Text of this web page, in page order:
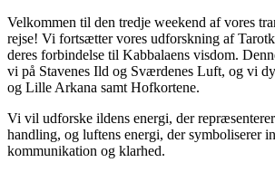
Velkommen til den tredje weekend af vores
rejse! Vi fortsætter vores udforskning af
deres forbindelse til Kabbalaens visdom.
vi på Stavenes Ild og Sværdenes Luft, og vi
og Lille Arkana samt Hofkortene.
Vi vil udforske ildens energi, der
handling, og luftens energi, der symboliserer
kommunikation og klarhed.